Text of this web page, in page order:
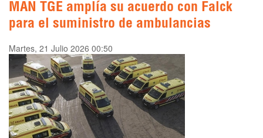
MAN TGE amplía su acuerdo con Falck
para el suministro de ambulancias
Martes, 21 Julio 2026 00:50